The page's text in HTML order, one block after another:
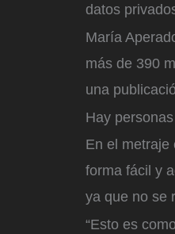
datos
María
más de 390
una
Hay
En el metraje
forma fácil y
ya que no se
“Esto es